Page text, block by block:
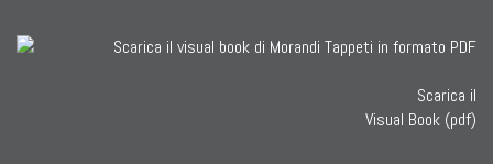
Scarica il
Visual Book (pdf)